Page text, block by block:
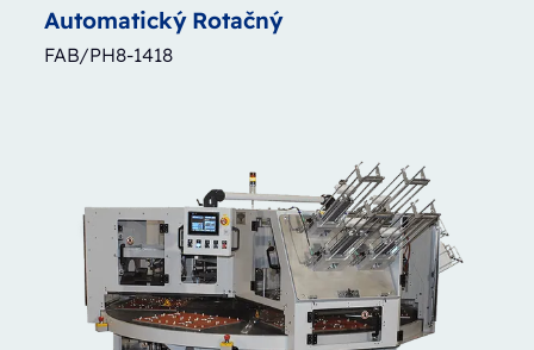
Automatický Rotačný
FAB/PH8-1418